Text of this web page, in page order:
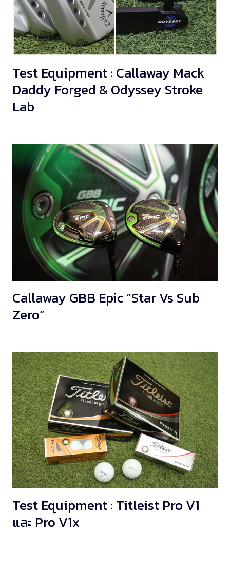
Test Equipment : Callaway Mack
Daddy Forged & Odyssey Stroke
Lab
Callaway GBB Epic “Star Vs Sub
Zero”
Test Equipment : Titleist Pro V1
และ Pro V1x